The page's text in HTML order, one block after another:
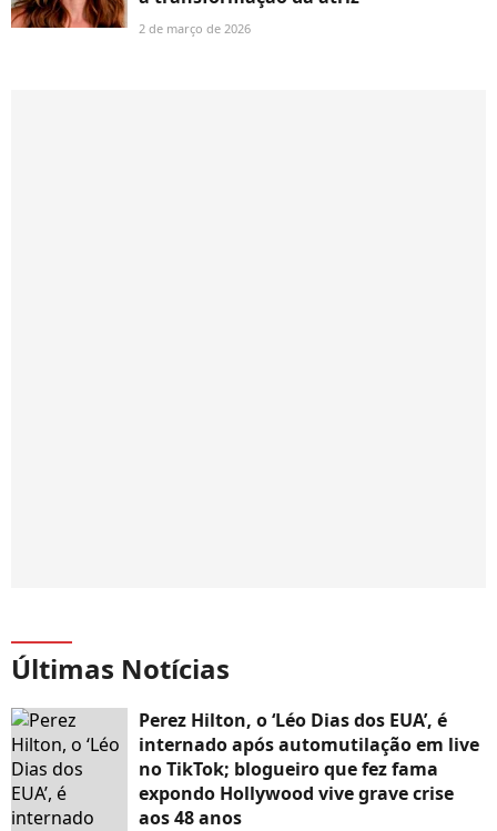
2 de março de 2026
Últimas Notícias
Perez Hilton, o ‘Léo Dias dos EUA’, é
internado após automutilação em live
no TikTok; blogueiro que fez fama
expondo Hollywood vive grave crise
aos 48 anos